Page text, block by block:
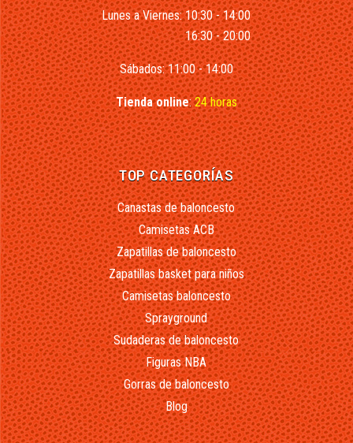
Lunes a Viernes: 10:30 - 14:00
16:30 - 20:00
Sábados: 11:00 - 14:00
Tienda online:24 horas
TOP CATEGORÍAS
Canastas de baloncesto
Camisetas ACB
Zapatillas de baloncesto
Zapatillas basket para niños
Camisetas baloncesto
Sprayground
Sudaderas de baloncesto
Figuras NBA
Gorras de baloncesto
Blog